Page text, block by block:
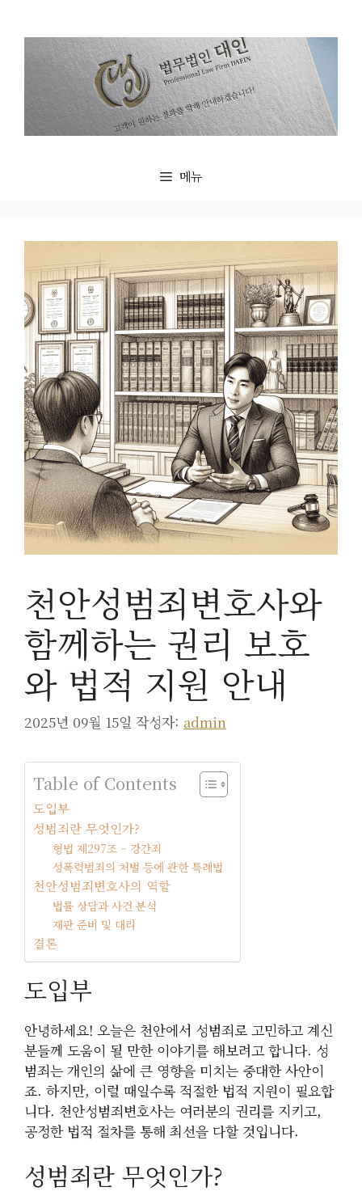
메뉴
천안성범죄변호사와
함께하는 권리 보호
와 법적 지원 안내
2025년 09월 15일 작성자: admin
Table of Contents
도입부
성범죄란 무엇인가?
형법 제297조 – 강간죄
성폭력범죄의 처벌 등에 관한 특례법
천안성범죄변호사의 역할
법률 상담과 사건 분석
재판 준비 및 대리
결론
도입부
안녕하세요! 오늘은 천안에서 성범죄로 고민하고 계신
분들께 도움이 될 만한 이야기를 해보려고 합니다. 성
범죄는 개인의 삶에 큰 영향을 미치는 중대한 사안이
죠. 하지만, 이럴 때일수록 적절한 법적 지원이 필요합
니다. 천안성범죄변호사는 여러분의 권리를 지키고,
공정한 법적 절차를 통해 최선을 다할 것입니다.
성범죄란 무엇인가?